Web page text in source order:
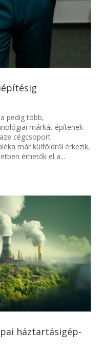
pedig több,
márkát építenek
cégcsoport
már külföldről érkezik,
érhetők el a...
háztartásigép-